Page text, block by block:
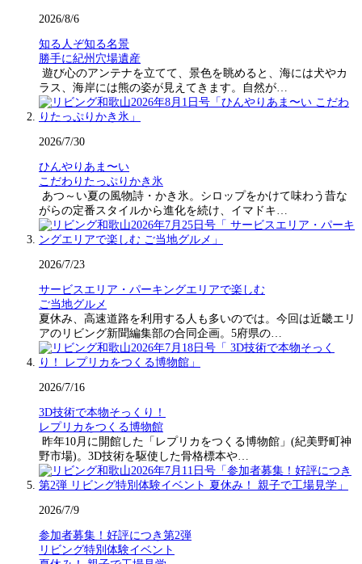
2026/8/6
知る人ぞ知る名景
勝手に紀州穴場遺産
遊び心のアンテナを立てて、景色を眺めると、海には犬やカ
ラス、海岸には熊の姿が見えてきます。自然が…
2026/7/30
ひんやりあま〜い
こだわりたっぷりかき氷
あつ～い夏の風物詩・かき氷。シロップをかけて味わう昔な
がらの定番スタイルから進化を続け、イマドキ…
2026/7/23
サービスエリア・パーキングエリアで楽しむ
ご当地グルメ
夏休み、高速道路を利用する人も多いのでは。今回は近畿エリ
アのリビング新聞編集部の合同企画。5府県の…
2026/7/16
3D技術で本物そっくり！
レプリカをつくる博物館
昨年10月に開館した「レプリカをつくる博物館」(紀美野町神
野市場)。3D技術を駆使した骨格標本や…
2026/7/9
参加者募集！好評につき第2弾
リビング特別体験イベント